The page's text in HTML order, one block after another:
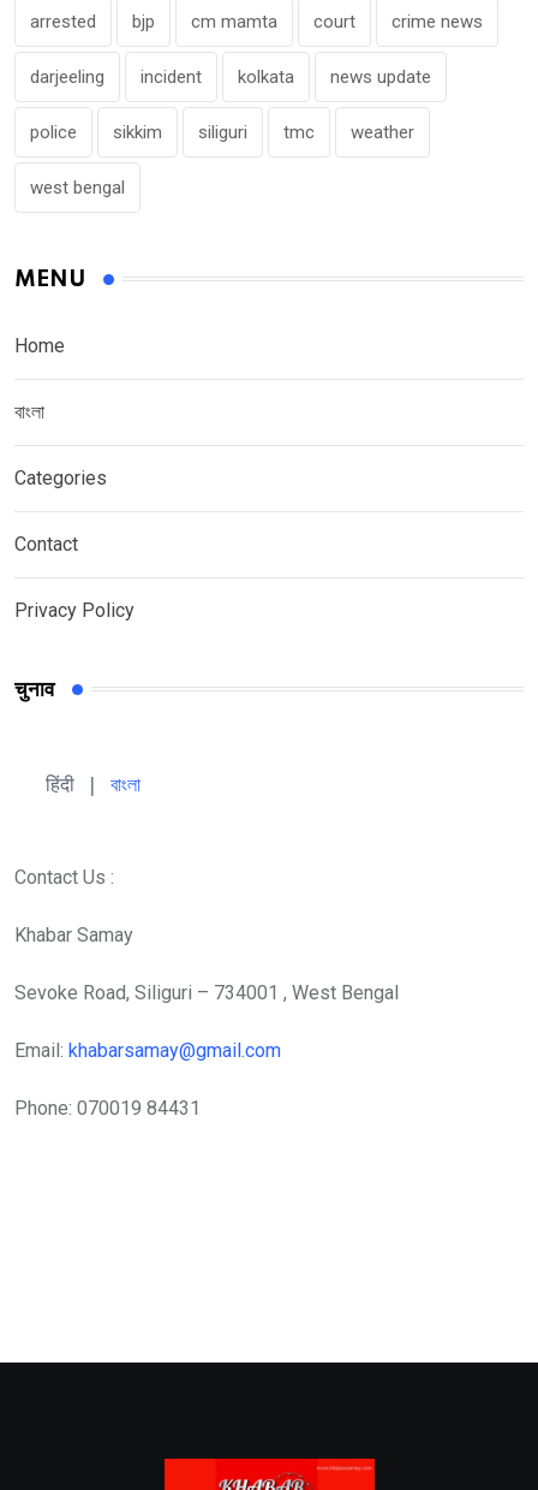
arrested bjp cm mamta court crime news
darjeeling incident kolkata news update
police sikkim siliguri tmc weather
west bengal
MENU
Home
বাংলা
Categories
Contact
Privacy Policy
चुनाव
हिंदी বাংলা
Contact Us :
Khabar Samay
Sevoke Road, Siliguri – 734001 , West Bengal
Email: khabarsamay@gmail.com
Phone: 070019 84431